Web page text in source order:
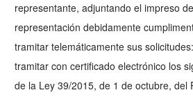
representante, adjuntando el impreso
representación debidamente
tramitar telemáticamente sus
tramitar con certificado electrónico los
de la Ley 39/2015, de 1 de octubre, del